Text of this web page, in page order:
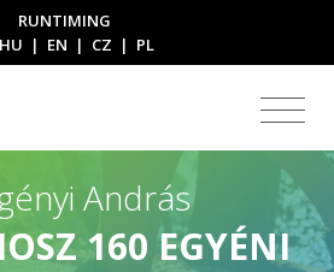
RUNTIMING
HU | EN | CZ | PL
András
160 EGYÉNI